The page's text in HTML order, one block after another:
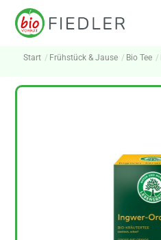
Skip
Start Frühstück & Jause Bio Tee